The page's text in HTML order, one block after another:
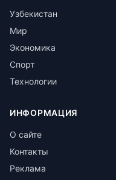
Узбекистан
Мир
Экономика
Спорт
Технологии
ИНФОРМАЦИЯ
О сайте
Контакты
Реклама